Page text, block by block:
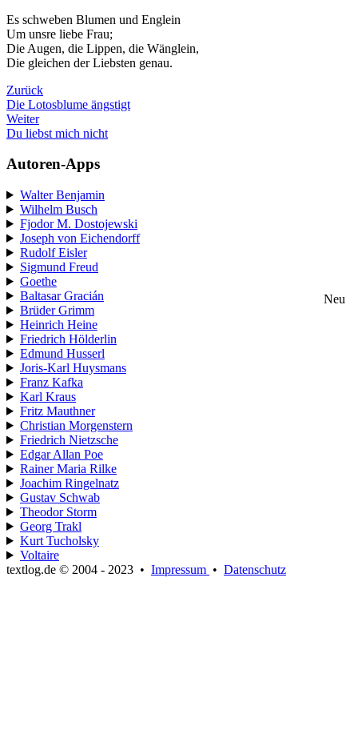
Es schweben Blumen und Englein
Um unsre liebe Frau;
Die Augen, die Lippen, die Wänglein,
Die gleichen der Liebsten genau.
Zurück
Die Lotosblume ängstigt
Weiter
Du liebst mich nicht
Autoren-Apps
Walter Benjamin
Wilhelm Busch
Fjodor M. Dostojewski
Joseph von Eichendorff
Rudolf Eisler
Sigmund Freud
Goethe
Baltasar Gracián
Neu
Brüder Grimm
Heinrich Heine
Friedrich Hölderlin
Edmund Husserl
Joris-Karl Huysmans
Franz Kafka
Karl Kraus
Fritz Mauthner
Christian Morgenstern
Friedrich Nietzsche
Edgar Allan Poe
Rainer Maria Rilke
Joachim Ringelnatz
Gustav Schwab
Theodor Storm
Georg Trakl
Kurt Tucholsky
Voltaire
textlog.de © 2004 - 2023 • Impressum • Datenschutz